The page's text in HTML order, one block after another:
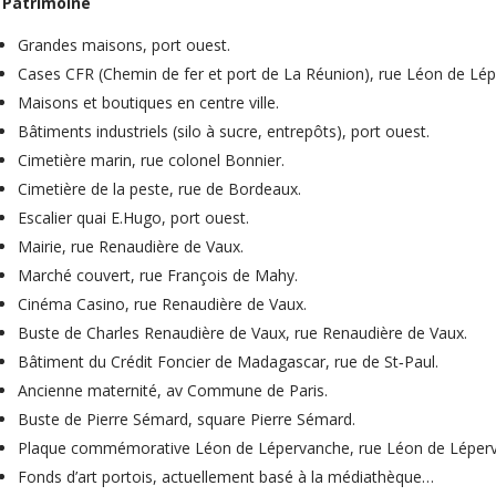
Grandes maisons, port ouest.
Cases CFR (Chemin de fer et port de La Réunion), rue Léon de
Maisons et boutiques en centre ville.
Bâtiments industriels (silo à sucre, entrepôts), port ouest.
Cimetière marin, rue colonel Bonnier.
Cimetière de la peste, rue de Bordeaux.
Escalier quai E.Hugo, port ouest.
Mairie, rue Renaudière de Vaux.
Marché couvert, rue François de Mahy.
Cinéma Casino, rue Renaudière de Vaux.
Buste de Charles Renaudière de Vaux, rue Renaudière de Vaux.
Bâtiment du Crédit Foncier de Madagascar, rue de St‐Paul.
Ancienne maternité, av Commune de Paris.
Buste de Pierre Sémard, square Pierre Sémard.
Plaque commémorative Léon de Lépervanche, rue Léon de
Fonds d’art portois, actuellement basé à la médiathèque…